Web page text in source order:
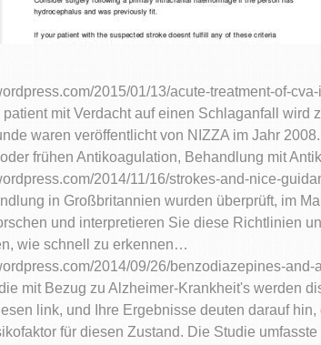
2015/01/13/acute-treatment-of-
patient mit Verdacht auf einen Schlaganfall wird
waren veröffentlicht von NIZZA im Jahr
frühen Antikoagulation, Behandlung mit
2014/11/16/strokes-and-nice-
in Großbritannien wurden überprüft, im
und interpretieren Sie diese Richtlinien
wie schnell zu erkennen…
2014/09/26/benzodiazepines-and-
mit Bezug zu Alzheimer-Krankheit's werden
link, und Ihre Ergebnisse deuten darauf
für diesen Zustand. Die Studie